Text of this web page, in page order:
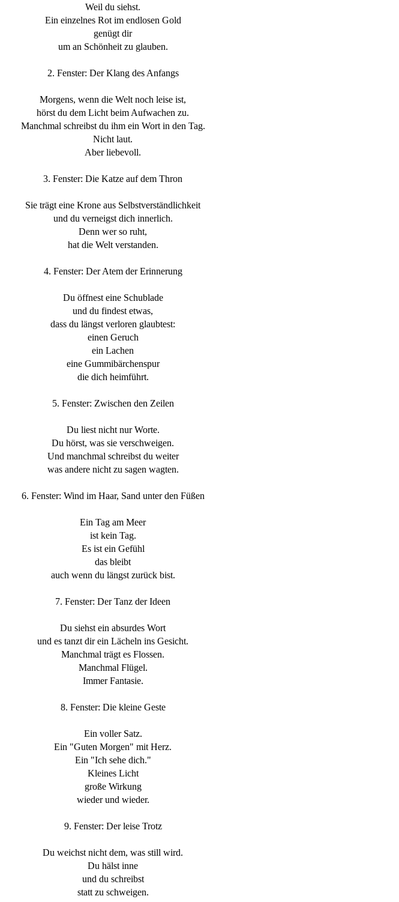
Weil du siehst.
Ein einzelnes Rot im endlosen Gold
genügt dir
um an Schönheit zu glauben.
2. Fenster: Der Klang des Anfangs
Morgens, wenn die Welt noch leise ist,
hörst du dem Licht beim Aufwachen zu.
Manchmal schreibst du ihm ein Wort in den Tag.
Nicht laut.
Aber liebevoll.
3. Fenster: Die Katze auf dem Thron
Sie trägt eine Krone aus Selbstverständlichkeit
und du verneigst dich innerlich.
Denn wer so ruht,
hat die Welt verstanden.
4. Fenster: Der Atem der Erinnerung
Du öffnest eine Schublade
und du findest etwas,
dass du längst verloren glaubtest:
einen Geruch
ein Lachen
eine Gummibärchenspur
die dich heimführt.
5. Fenster: Zwischen den Zeilen
Du liest nicht nur Worte.
Du hörst, was sie verschweigen.
Und manchmal schreibst du weiter
was andere nicht zu sagen wagten.
6. Fenster: Wind im Haar, Sand unter den Füßen
Ein Tag am Meer
ist kein Tag.
Es ist ein Gefühl
das bleibt
auch wenn du längst zurück bist.
7. Fenster: Der Tanz der Ideen
Du siehst ein absurdes Wort
und es tanzt dir ein Lächeln ins Gesicht.
Manchmal trägt es Flossen.
Manchmal Flügel.
Immer Fantasie.
8. Fenster: Die kleine Geste
Ein voller Satz.
Ein "Guten Morgen" mit Herz.
Ein "Ich sehe dich."
Kleines Licht
große Wirkung
wieder und wieder.
9. Fenster: Der leise Trotz
Du weichst nicht dem, was still wird.
Du hälst inne
und du schreibst
statt zu schweigen.